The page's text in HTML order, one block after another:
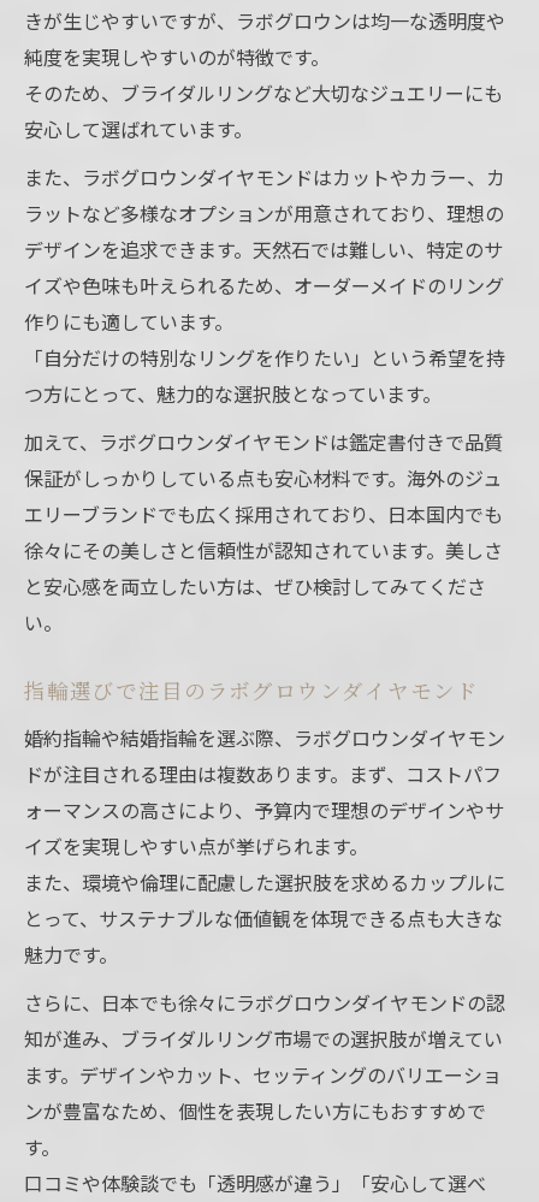
きが生じやすいですが、ラボグロウンは均一な透明度や
純度を実現しやすいのが特徴です。
そのため、ブライダルリングなど大切なジュエリーにも
安心して選ばれています。
また、ラボグロウンダイヤモンドはカットやカラー、カ
ラットなど多様なオプションが用意されており、理想の
デザインを追求できます。天然石では難しい、特定のサ
イズや色味も叶えられるため、オーダーメイドのリング
作りにも適しています。
「自分だけの特別なリングを作りたい」という希望を持
つ方にとって、魅力的な選択肢となっています。
加えて、ラボグロウンダイヤモンドは鑑定書付きで品質
保証がしっかりしている点も安心材料です。海外のジュ
エリーブランドでも広く採用されており、日本国内でも
徐々にその美しさと信頼性が認知されています。美しさ
と安心感を両立したい方は、ぜひ検討してみてくださ
い。
指輪選びで注目のラボグロウンダイヤモンド
婚約指輪や結婚指輪を選ぶ際、ラボグロウンダイヤモン
ドが注目される理由は複数あります。まず、コストパフ
ォーマンスの高さにより、予算内で理想のデザインやサ
イズを実現しやすい点が挙げられます。
また、環境や倫理に配慮した選択肢を求めるカップルに
とって、サステナブルな価値観を体現できる点も大きな
魅力です。
さらに、日本でも徐々にラボグロウンダイヤモンドの認
知が進み、ブライダルリング市場での選択肢が増えてい
ます。デザインやカット、セッティングのバリエーショ
ンが豊富なため、個性を表現したい方にもおすすめで
す。
口コミや体験談でも「透明感が違う」「安心して選べ